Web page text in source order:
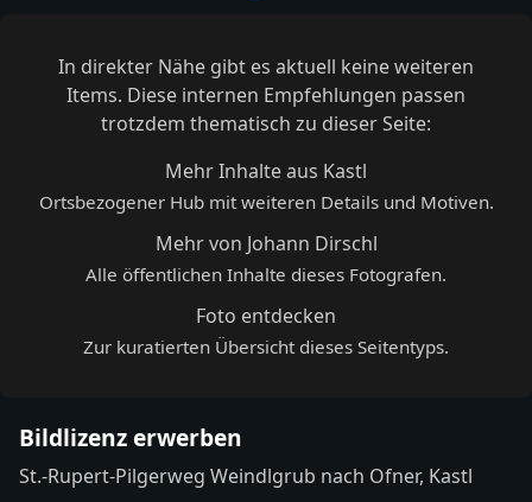
In direkter Nähe gibt es aktuell keine weiteren
Items. Diese internen Empfehlungen passen
trotzdem thematisch zu dieser Seite:
Mehr Inhalte aus Kastl
Ortsbezogener Hub mit weiteren Details und Motiven.
Mehr von Johann Dirschl
Alle öffentlichen Inhalte dieses Fotografen.
Foto entdecken
Zur kuratierten Übersicht dieses Seitentyps.
Bildlizenz erwerben
St.-Rupert-Pilgerweg Weindlgrub nach Ofner, Kastl